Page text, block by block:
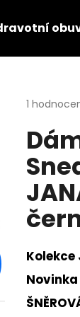
obuv
Průměrné
produktu
je
5,0
z
hvězdiček.
1
Kolekce
Novinka